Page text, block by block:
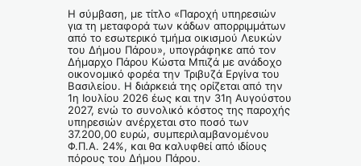
Η σύμβαση, με τίτλο «Παροχή υπηρεσιών
για τη μεταφορά των κάδων απορριμμάτων
από το εσωτερικό τμήμα οικισμού Λευκών
του Δήμου Πάρου», υπογράφηκε από τον
Δήμαρχο Πάρου Κώστα Μπιζά με ανάδοχο
οικονομικό φορέα την Τριβυζά Εργίνα του
Βασιλείου. Η διάρκειά της ορίζεται από την
1η Ιουλίου 2026 έως και την 31η Αυγούστου
2027, ενώ το συνολικό κόστος της παροχής
υπηρεσιών ανέρχεται στο ποσό των
37.200,00 ευρώ, συμπεριλαμβανομένου
Φ.Π.Α. 24%, και θα καλυφθεί από ιδίους
πόρους του Δήμου Πάρου.